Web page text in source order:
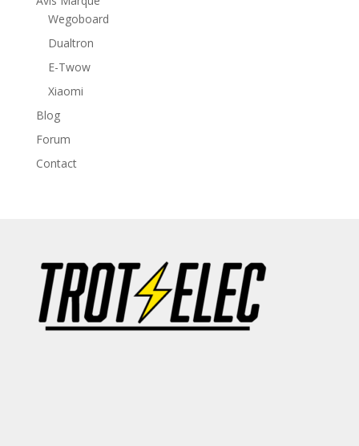
Wegoboard
Dualtron
E-Twow
Xiaomi
Blog
Forum
Contact